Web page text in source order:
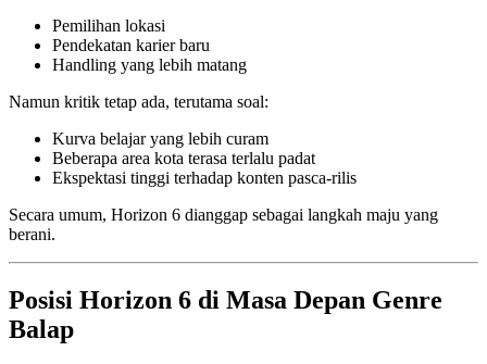
Pemilihan lokasi
Pendekatan karier baru
Handling yang lebih matang
Namun kritik tetap ada, terutama soal:
Kurva belajar yang lebih curam
Beberapa area kota terasa terlalu padat
Ekspektasi tinggi terhadap konten pasca-rilis
Secara umum, Horizon 6 dianggap sebagai langkah maju yang
berani.
Posisi Horizon 6 di Masa Depan Genre
Balap